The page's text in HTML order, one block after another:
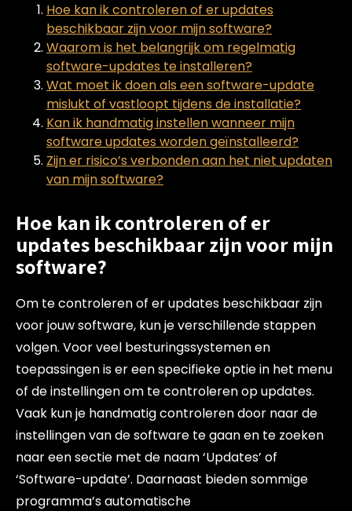
Hoe kan ik controleren of er updates
beschikbaar zijn voor mijn software?
Waarom is het belangrijk om regelmatig
software-updates te installeren?
Wat moet ik doen als een software-update
mislukt of vastloopt tijdens de installatie?
Kan ik handmatig instellen wanneer mijn
software updates worden geïnstalleerd?
Zijn er risico’s verbonden aan het niet updaten
van mijn software?
Hoe kan ik controleren of er
updates beschikbaar zijn voor mijn
software?
Om te controleren of er updates beschikbaar zijn
voor jouw software, kun je verschillende stappen
volgen. Voor veel besturingssystemen en
toepassingen is er een specifieke optie in het menu
of de instellingen om te controleren op updates.
Vaak kun je handmatig controleren door naar de
instellingen van de software te gaan en te zoeken
naar een sectie met de naam ‘Updates’ of
‘Software-update’. Daarnaast bieden sommige
programma’s automatische